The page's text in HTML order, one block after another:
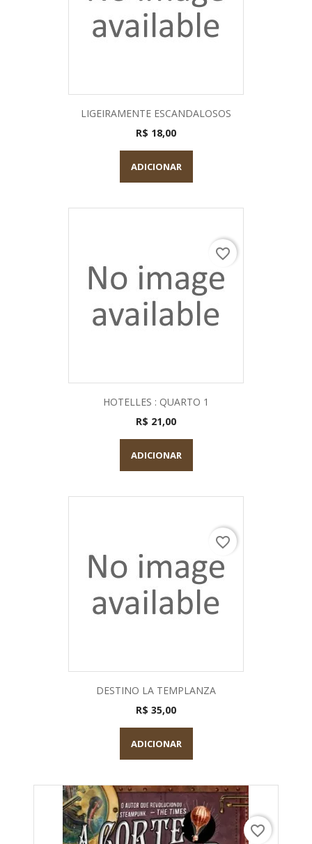
LIGEIRAMENTE ESCANDALOSOS
R$ 18,00
ADICIONAR
HOTELLES : QUARTO 1
R$ 21,00
ADICIONAR
favorite_border
DESTINO LA TEMPLANZA
R$ 35,00
ADICIONAR
favorite_border
favorite_border